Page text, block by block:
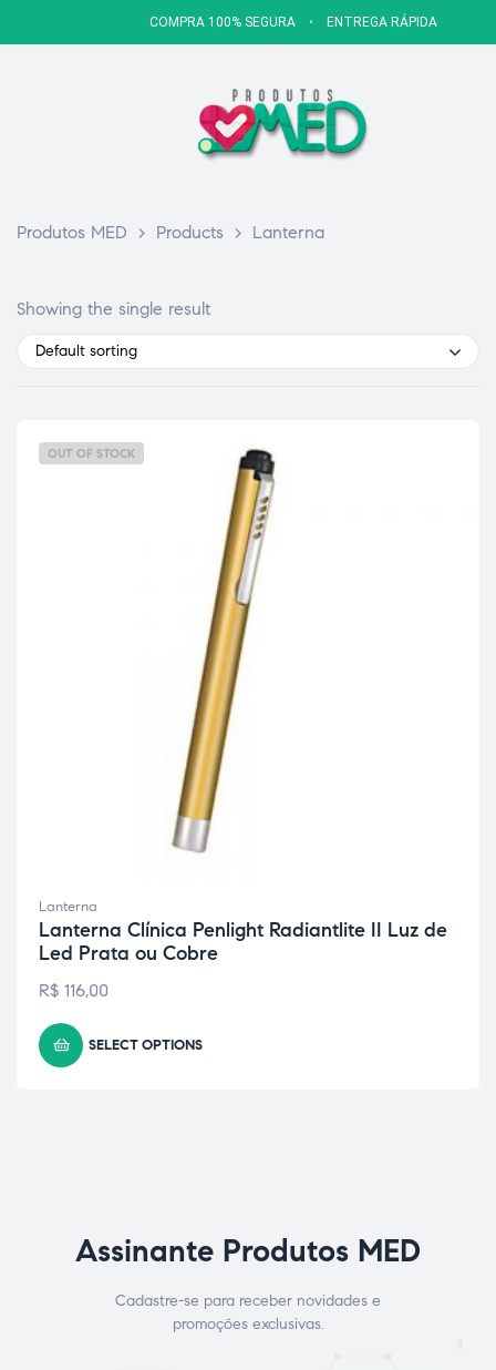
COMPRA 100% SEGURA • ENTREGA RÁPIDA
Produtos MED > Products > Lanterna
Showing the single result
Default sorting
OUT OF STOCK
Lanterna
Lanterna Clínica Penlight Radiantlite II Luz de
Led Prata ou Cobre
R$ 116,00
SELECT OPTIONS
Assinante Produtos MED
Cadastre-se para receber novidades e
promoções exclusivas.